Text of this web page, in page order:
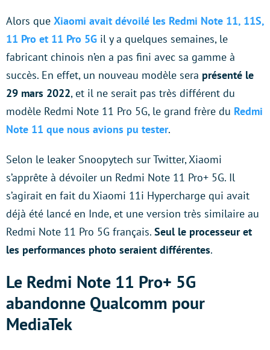
Alors que Xiaomi avait dévoilé les Redmi Note 11, 11S,
11 Pro et 11 Pro 5G il y a quelques semaines, le
fabricant chinois n’en a pas fini avec sa gamme à
succès. En effet, un nouveau modèle sera présenté le
29 mars 2022, et il ne serait pas très différent du
modèle Redmi Note 11 Pro 5G, le grand frère du Redmi
Note 11 que nous avions pu tester.
Selon le leaker Snoopytech sur Twitter, Xiaomi
s’apprête à dévoiler un Redmi Note 11 Pro+ 5G. Il
s’agirait en fait du Xiaomi 11i Hypercharge qui avait
déjà été lancé en Inde, et une version très similaire au
Redmi Note 11 Pro 5G français. Seul le processeur et
les performances photo seraient différentes.
Le Redmi Note 11 Pro+ 5G
abandonne Qualcomm pour
MediaTek